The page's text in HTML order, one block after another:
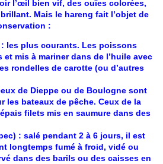
l’œil bien vif, des ouïes colorées,
Mais le hareng fait l’objet de
:
: les plus courants. Les poissons
et mis à mariner dans de l’huile avec
rondelles de carotte (ou d’autres
de Dieppe ou de Boulogne sont
les bateaux de pêche. Ceux de la
filets mis en saumure dans des
: salé pendant 2 à 6 jours, il est
longtemps fumé à froid, vidé ou
dans des barils ou des caisses en